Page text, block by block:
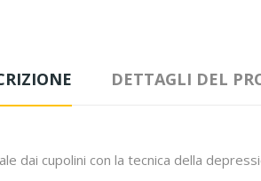
DETTAGLI DEL
dai cupolini con la tecnica della